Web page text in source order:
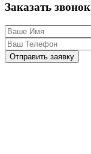
Заказать звонок
Отправить заявку